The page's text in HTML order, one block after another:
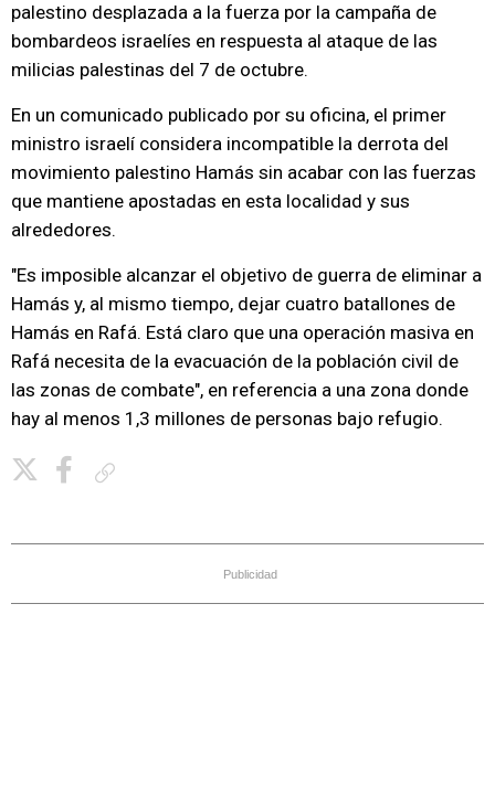
palestino desplazada a la fuerza por la campaña de
bombardeos israelíes en respuesta al ataque de las
milicias palestinas del 7 de octubre.
En un comunicado publicado por su oficina, el primer
ministro israelí considera incompatible la derrota del
movimiento palestino Hamás sin acabar con las fuerzas
que mantiene apostadas en esta localidad y sus
alrededores.
"Es imposible alcanzar el objetivo de guerra de eliminar a
Hamás y, al mismo tiempo, dejar cuatro batallones de
Hamás en Rafá. Está claro que una operación masiva en
Rafá necesita de la evacuación de la población civil de
las zonas de combate", en referencia a una zona donde
hay al menos 1,3 millones de personas bajo refugio.
Publicidad